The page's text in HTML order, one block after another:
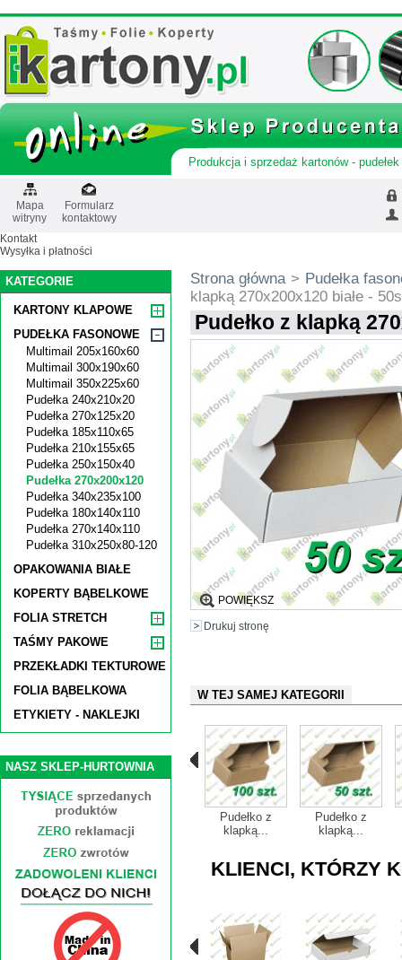
Produkcja i sprzedaż kartonów -
Mapa
witryny
Formularz
kontaktowy
Kontakt
Wysyłka i płatności
KATEGORIE
KARTONY KLAPOWE
PUDEŁKA FASONOWE
Multimail 205x160x60
Multimail 300x190x60
Multimail 350x225x60
Pudełka 240x210x20
Pudełka 270x125x20
Pudełka 185x110x65
Pudełka 210x155x65
Pudełka 250x150x40
Pudełka 270x200x120
Pudełka 340x235x100
Pudełka 180x140x110
Pudełka 270x140x110
Pudełka 310x250x80-120
OPAKOWANIA BIAŁE
KOPERTY BĄBELKOWE
FOLIA STRETCH
TAŚMY PAKOWE
PRZEKŁADKI TEKTUROWE
FOLIA BĄBELKOWA
ETYKIETY - NAKLEJKI
NASZ SKLEP-HURTOWNIA
Strona główna > Pudełka
klapką 270x200x120 białe -
Pudełko z klapką
POWIĘKSZ
Drukuj stronę
W TEJ SAMEJ KATEGORII
Pudełko z
klapką...
Pudełko z
klapką...
KLIENCI, KTÓRZY